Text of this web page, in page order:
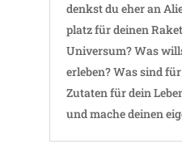
denkst du eher an
platz für deinen
Universum? Was
erleben? Was sind
Zutaten für dein
und mache deinen